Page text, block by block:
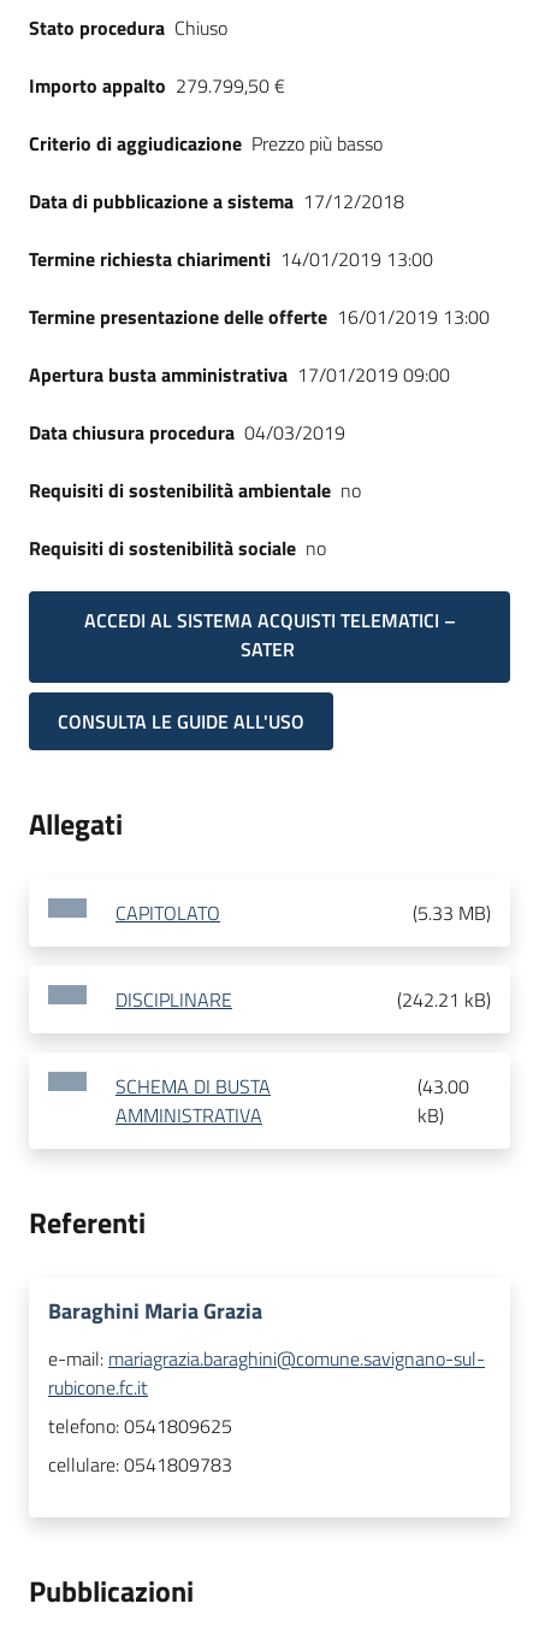
Stato procedura Chiuso
Importo appalto 279.799,50 €
Criterio di aggiudicazione Prezzo più basso
Data di pubblicazione a sistema 17/12/2018
Termine richiesta chiarimenti 14/01/2019 13:00
Termine presentazione delle offerte 16/01/2019 13:00
Apertura busta amministrativa 17/01/2019 09:00
Data chiusura procedura 04/03/2019
Requisiti di sostenibilità ambientale no
Requisiti di sostenibilità sociale no
ACCEDI AL SISTEMA ACQUISTI TELEMATICI –
SATER
CONSULTA LE GUIDE ALL'USO
Allegati
CAPITOLATO (5.33 MB)
DISCIPLINARE (242.21 kB)
SCHEMA DI BUSTA
AMMINISTRATIVA
(43.00
kB)
Referenti
Baraghini Maria Grazia
e-mail: mariagrazia.baraghini@comune.savignano-sul-
rubicone.fc.it
telefono:0541809625
cellulare:0541809783
Pubblicazioni